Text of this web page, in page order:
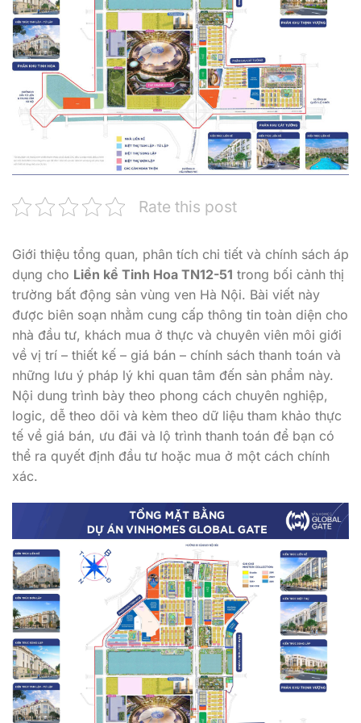
Rate this post
Giới thiệu tổng quan, phân tích chi tiết và chính sách áp
dụng cho Liền kề Tinh Hoa TN12-51 trong bối cảnh thị
trường bất động sản vùng ven Hà Nội. Bài viết này
được biên soạn nhằm cung cấp thông tin toàn diện cho
nhà đầu tư, khách mua ở thực và chuyên viên môi giới
về vị trí – thiết kế – giá bán – chính sách thanh toán và
những lưu ý pháp lý khi quan tâm đến sản phẩm này.
Nội dung trình bày theo phong cách chuyên nghiệp,
logic, dễ theo dõi và kèm theo dữ liệu tham khảo thực
tế về giá bán, ưu đãi và lộ trình thanh toán để bạn có
thể ra quyết định đầu tư hoặc mua ở một cách chính
xác.